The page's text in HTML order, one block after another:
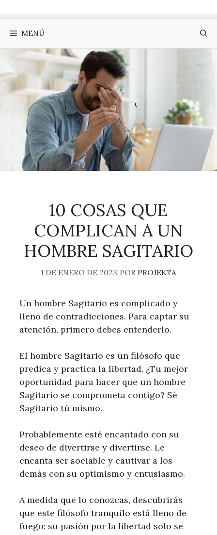
MENÚ
10 COSAS QUE
COMPLICAN A UN
HOMBRE SAGITARIO
1 DE ENERO DE 2023 POR PROJEKTA
Un hombre Sagitario es complicado y
lleno de contradicciones. Para captar su
atención, primero debes entenderlo.
El hombre Sagitario es un filósofo que
predica y practica la libertad. ¿Tu mejor
oportunidad para hacer que un hombre
Sagitario se comprometa contigo? Sé
Sagitario tú mismo.
Probablemente esté encantado con su
deseo de divertirse y divertirse. Le
encanta ser sociable y cautivar a los
demás con su optimismo y entusiasmo.
A medida que lo conozcas, descubrirás
que este filósofo tranquilo está lleno de
fuego: su pasión por la libertad solo se